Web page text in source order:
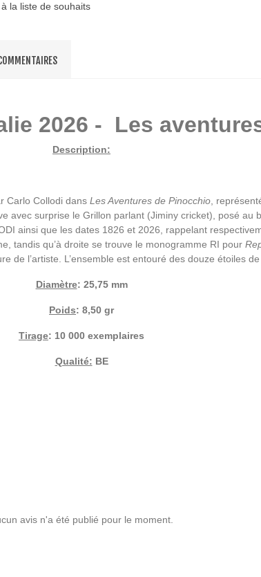
la liste de souhaits
2026 - Les
Description:
Carlo Collodi dans Les Aventures de Pinocchio,
surprise le Grillon parlant (Jiminy cricket), posé au
ainsi que les dates 1826 et 2026, rappelant
tandis qu’à droite se trouve le monogramme RI pour
de l’artiste. L’ensemble est entouré des douze étoiles
Diamètre: 25,75 mm
Poids: 8,50 gr
Tirage: 10 000 exemplaires
Qualité: BE
avis n'a été publié pour le moment.